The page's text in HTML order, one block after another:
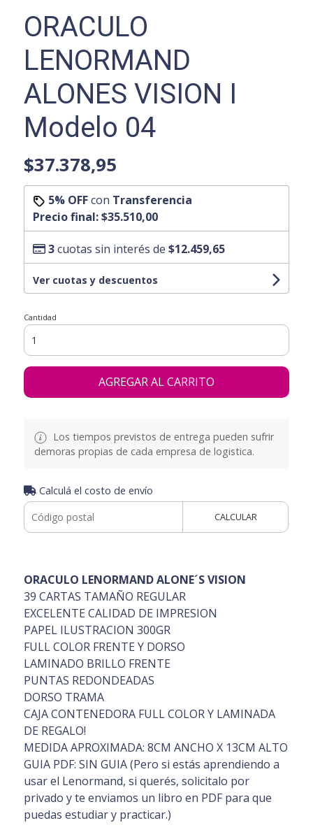
ORACULO
LENORMAND
ALONES VISION I
Modelo 04
$37.378,95
5% OFFcon Transferencia
Precio final:$35.510,00
3cuotas sin interés de $12.459,65
Ver cuotas y descuentos
Cantidad
AGREGAR AL CARRITO
Los tiempos previstos de entrega pueden sufrir
demoras propias de cada empresa de logistica.
Calculá el costo de envío
CALCULAR
ORACULO LENORMAND ALONE´S VISION
39 CARTAS TAMAÑO REGULAR
EXCELENTE CALIDAD DE IMPRESION
PAPEL ILUSTRACION 300GR
FULL COLOR FRENTE Y DORSO
LAMINADO BRILLO FRENTE
PUNTAS REDONDEADAS
DORSO TRAMA
CAJA CONTENEDORA FULL COLOR Y LAMINADA
DE REGALO!
MEDIDA APROXIMADA: 8CM ANCHO X 13CM ALTO
GUIA PDF: SIN GUIA (Pero si estás aprendiendo a
usar el Lenormand, si querés, solicitalo por
privado y te enviamos un libro en PDF para que
puedas estudiar y practicar.)